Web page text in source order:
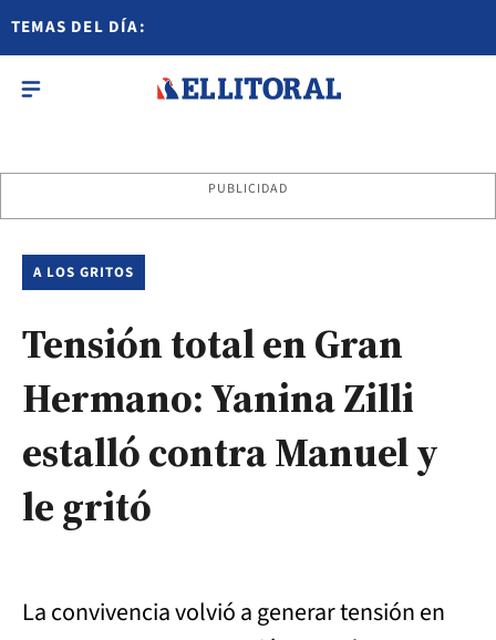
TEMAS DEL DÍA:
PUBLICIDAD
A LOS GRITOS
Tensión total en Gran
Hermano: Yanina Zilli
estalló contra Manuel y
le gritó
La convivencia volvió a generar tensión en